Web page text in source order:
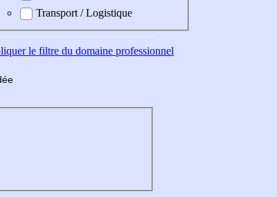
Transport / Logistique
le filtre du domaine professionnel